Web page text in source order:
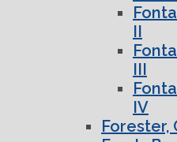
II
III
IV
Forester,